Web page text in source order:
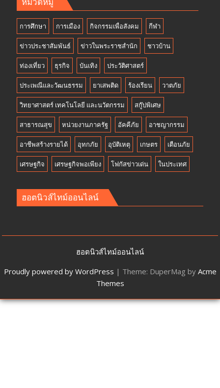
การศึกษา การเมือง กิจกรรมเพื่อสังคม กีฬา
ข่าวประชาสัมพันธ์ ข่าวในพระราชสำนัก ชาวบ้าน
ท่องเที่ยว ธุรกิจ บันเทิง ประวัติศาสตร์
ประเพณีและวัฒนธรรม ยาเสพติด ร้องเรียน วาตภัย
วิทยาศาสตร์ เทคโนโลยี และนวัตกรรม สกู๊ปพิเศษ
สาธารณสุข หน่วยงานภาครัฐ อัคคีภัย อาชญากรรม
อาชีพสร้างรายได้ อุทกภัย อุบัติเหตุ เกษตร เตือนภัย
เศรษฐกิจ เศรษฐกิจพอเพียง โฟกัสข่าวเด่น ในประเทศ
ฮอตนิวส์ไทม์ออนไลน์
ฮอตนิวส์ไทม์ออนไลน์
Proudly powered by WordPress | Theme: DuperMag by Acme
Themes